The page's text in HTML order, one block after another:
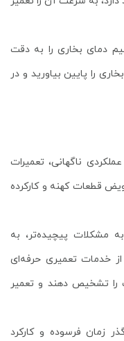
دمای بخاری را به دقت
را پایین بیاورید و در
ناگهانی، تعمیرات
قطعات کهنه و کارکرده
مشکلات پیچیده‌تر، به
خدمات تعمیری حرفه‌ای
را تشخیص دهند و تعمیر
زمان فرسوده و کارکرد